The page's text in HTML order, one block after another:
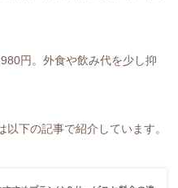
円。外食や飲み代を少し抑
下の記事で紹介しています。